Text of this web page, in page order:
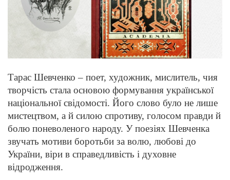
Тарас Шевченко – поет, художник, мислитель, чия
творчість стала основою формування української
національної свідомості. Його слово було не лише
мистецтвом, а й силою спротиву, голосом правди й
болю поневоленого народу. У поезіях Шевченка
звучать мотиви боротьби за волю, любові до
України, віри в справедливість і духовне
відродження.